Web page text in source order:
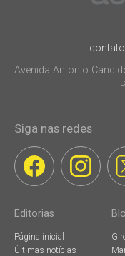
Avenida Antonio
Siga nas redes
Editorias
Página inicial
Últimas notícias